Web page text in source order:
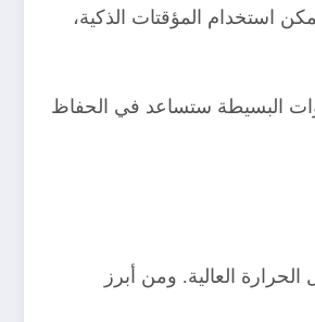
لضمان كفاءة تشغيل الجهاز. يمكن استخدام المؤقتات الذكية،
البسيطة ستساعد في الحفاظ
العالية. ومن أبرز